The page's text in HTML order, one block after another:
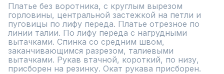
Платье без воротника, с круглым вырезом
горловины, центральной застежкой на петли и
пуговицы по лифу переда. Платье отрезное по
линии талии. По лифу переда с нагрудными
вытачками. Спинка со средним швом,
заканчивающимся разрезом, талиевыми
вытачками. Рукав втачной, короткий, по низу,
присборен на резинку. Окат рукава присборен.